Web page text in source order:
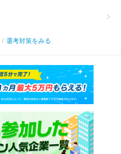
/ 選考対策をみる